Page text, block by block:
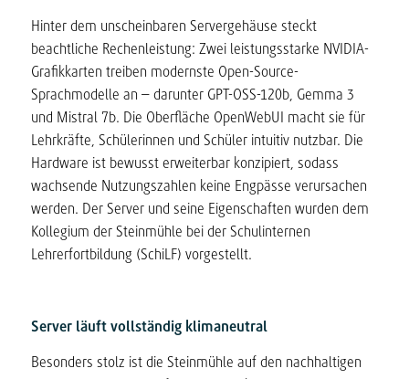
Hinter dem unscheinbaren Servergehäuse steckt
beachtliche Rechenleistung: Zwei leistungsstarke NVIDIA-
Grafikkarten treiben modernste Open-Source-
Sprachmodelle an – darunter GPT-OSS-120b, Gemma 3
und Mistral 7b. Die Oberfläche OpenWebUI macht sie für
Lehrkräfte, Schülerinnen und Schüler intuitiv nutzbar. Die
Hardware ist bewusst erweiterbar konzipiert, sodass
wachsende Nutzungszahlen keine Engpässe verursachen
werden. Der Server und seine Eigenschaften wurden dem
Kollegium der Steinmühle bei der Schulinternen
Lehrerfortbildung (SchiLF) vorgestellt.
Server läuft vollständig klimaneutral
Besonders stolz ist die Steinmühle auf den nachhaltigen